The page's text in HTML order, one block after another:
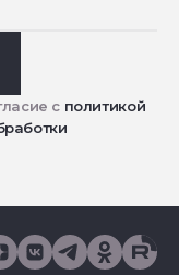
с политикой